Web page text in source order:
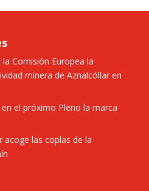
Comisión Europea la
minera de Aznalcóllar en
el próximo Pleno la marca
acoge las coplas de la